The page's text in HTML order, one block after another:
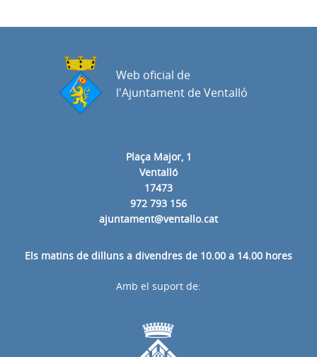
Plaça Major, 1
Ventalló
17473
972 793 156
ajuntament@ventallo.cat
Els matins de dilluns a divendres de 10.00 a 14.00 hores
Web oficial de
l'Ajuntament de Ventalló
Amb el suport de: